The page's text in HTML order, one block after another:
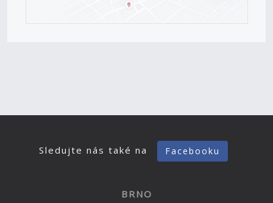
Sledujte nás také na Facebooku
BRNO